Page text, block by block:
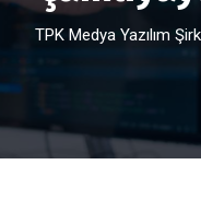
TPK Medya Yazılım